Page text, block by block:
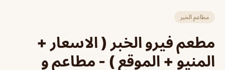
مطاعم الخبر
مطعم فيرو الخبر ( الاسعار +
المنيو + الموقع ) - مطاعم و